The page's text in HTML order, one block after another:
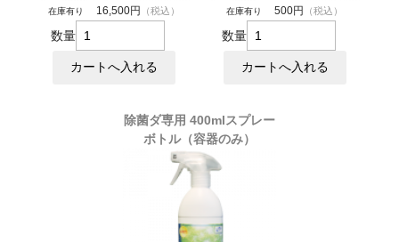
在庫有り 16,500円 （税込）
数量
在庫有り 500円 （税込）
数量
除菌ダ専用 400mlスプレー
ボトル（容器のみ）